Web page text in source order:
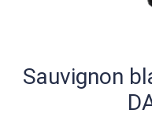
Sauvignon